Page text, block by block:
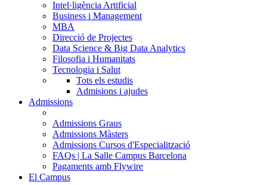
Intel·ligència Artificial
Business i Management
MBA
Direcció de Projectes
Data Science & Big Data Analytics
Filosofia i Humanitats
Tecnologia i Salut
Tots els estudis
Admisions i ajudes
Admissions
Admissions Graus
Admissions Màsters
Admissions Cursos d'Especialització
FAQs | La Salle Campus Barcelona
Pagaments amb Flywire
El Campus